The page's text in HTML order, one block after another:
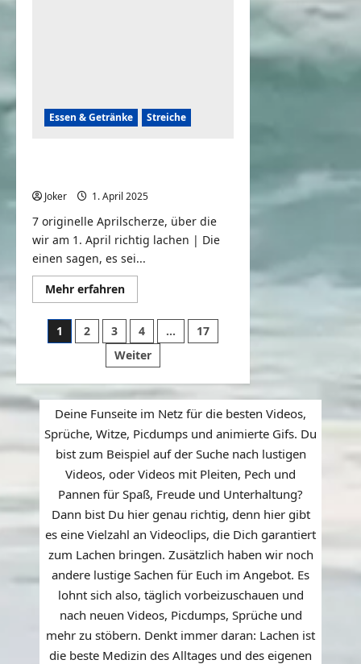
Essen & Getränke Streiche
Joker 1. April 2025
7 originelle Aprilscherze, über die
wir am 1. April richtig lachen | Die
einen sagen, es sei...
Mehr erfahrenMehr
Informationen
7
originelle
Aprilscherze
–
Streiche
Lachen
Seitennummerierung
Beiträge
1 2 3 4 …
17
Weiter
Deine Funseite im Netz für die besten Videos,
Sprüche, Witze, Picdumps und animierte Gifs. Du
bist zum Beispiel auf der Suche nach lustigen
Videos, oder Videos mit Pleiten, Pech und
Pannen für Spaß, Freude und Unterhaltung?
Dann bist Du hier genau richtig, denn hier gibt
es eine Vielzahl an Videoclips, die Dich garantiert
zum Lachen bringen. Zusätzlich haben wir noch
andere lustige Sachen für Euch im Angebot. Es
lohnt sich also, täglich vorbeizuschauen und
nach neuen Videos, Picdumps, Sprüche und
mehr zu stöbern. Denkt immer daran: Lachen ist
die beste Medizin des Alltages und des eigenen